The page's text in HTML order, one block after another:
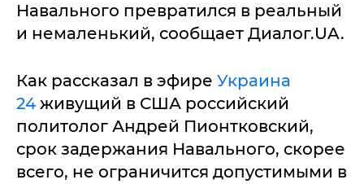
Навального превратился в реальный
и немаленький, сообщает Диалог.UA.
Как рассказал в эфире Украина
24живущий в США российский
политолог Андрей Пионтковский,
срок задержания Навального, скорее
всего, не ограничится допустимыми в